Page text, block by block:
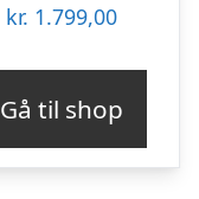
kr. 1.799,00
Gå til shop